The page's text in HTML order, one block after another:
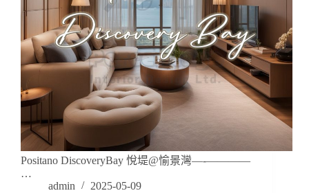
Positano DiscoveryBay 悅堤@愉景灣—-————
…
admin
2025-05-09